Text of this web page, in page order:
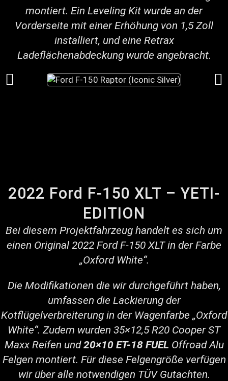
montiert. Ein Leveling Kit wurde an der
Vorderseite mit einer Erhöhung von 1,5 Zoll
installiert, und eine Retrax
Ladeflächenabdeckung wurde angebracht.
2022 Ford F-150 XLT – YETI-
EDITION
Bei diesem Projektfahrzeug handelt es sich um
einen Original 2022 Ford F-150 XLT in der Farbe
„Oxford White“.
Die Modifikationen die wir durchgeführt haben,
umfassen die Lackierung der
Kotflügelverbreiterung in der Wagenfarbe „Oxford
White“. Zudem wurden 35×12,5 R20 Cooper ST
Maxx Reifen und20×10 ET-18 FUEL Offroad Alu
Felgen montiert. Für diese Felgengröße verfügen
wir über alle notwendigen TÜV Gutachten.